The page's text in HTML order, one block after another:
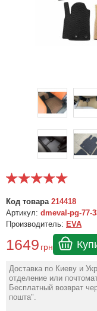
Код товара 214418
Артикул: dmeval-pg-77-
Производитель: EVA
1649 грн
Доставка по Киеву и
отделение или
Бесплатный возврат
пошта".